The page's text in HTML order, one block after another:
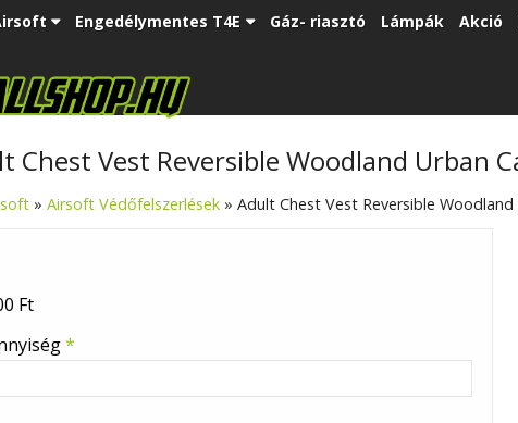
Engedélymentes T4E Gáz- riasztó Lámpák Akció
Chest Vest Reversible Woodland Urban
» Airsoft Védőfelszerlések » Adult Chest Vest Reversible
Ft
*